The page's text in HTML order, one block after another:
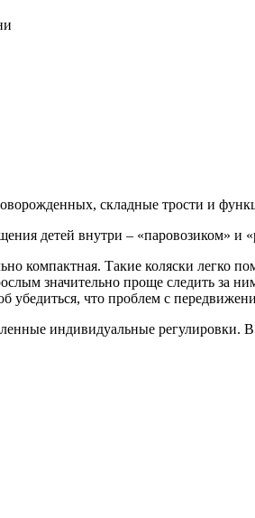
складные трости и
детей внутри – «паровозиком»
компактная. Такие коляски легко
значительно проще следить за
убедиться, что проблем с
индивидуальные